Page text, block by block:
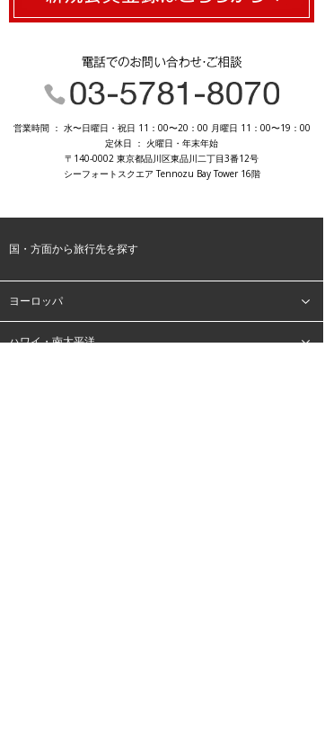
営業時間 ： 水〜日曜日・祝日 11：00〜20：00 月曜日 11：00〜19：00
定休日 ： 火曜日・年末年始
〒140-0002 東京都品川区東品川二丁目3番12号
シーフォートスクエア Tennozu Bay Tower 16階
国・方面から旅行先を探す
ヨーロッパ
ハワイ・南太平洋